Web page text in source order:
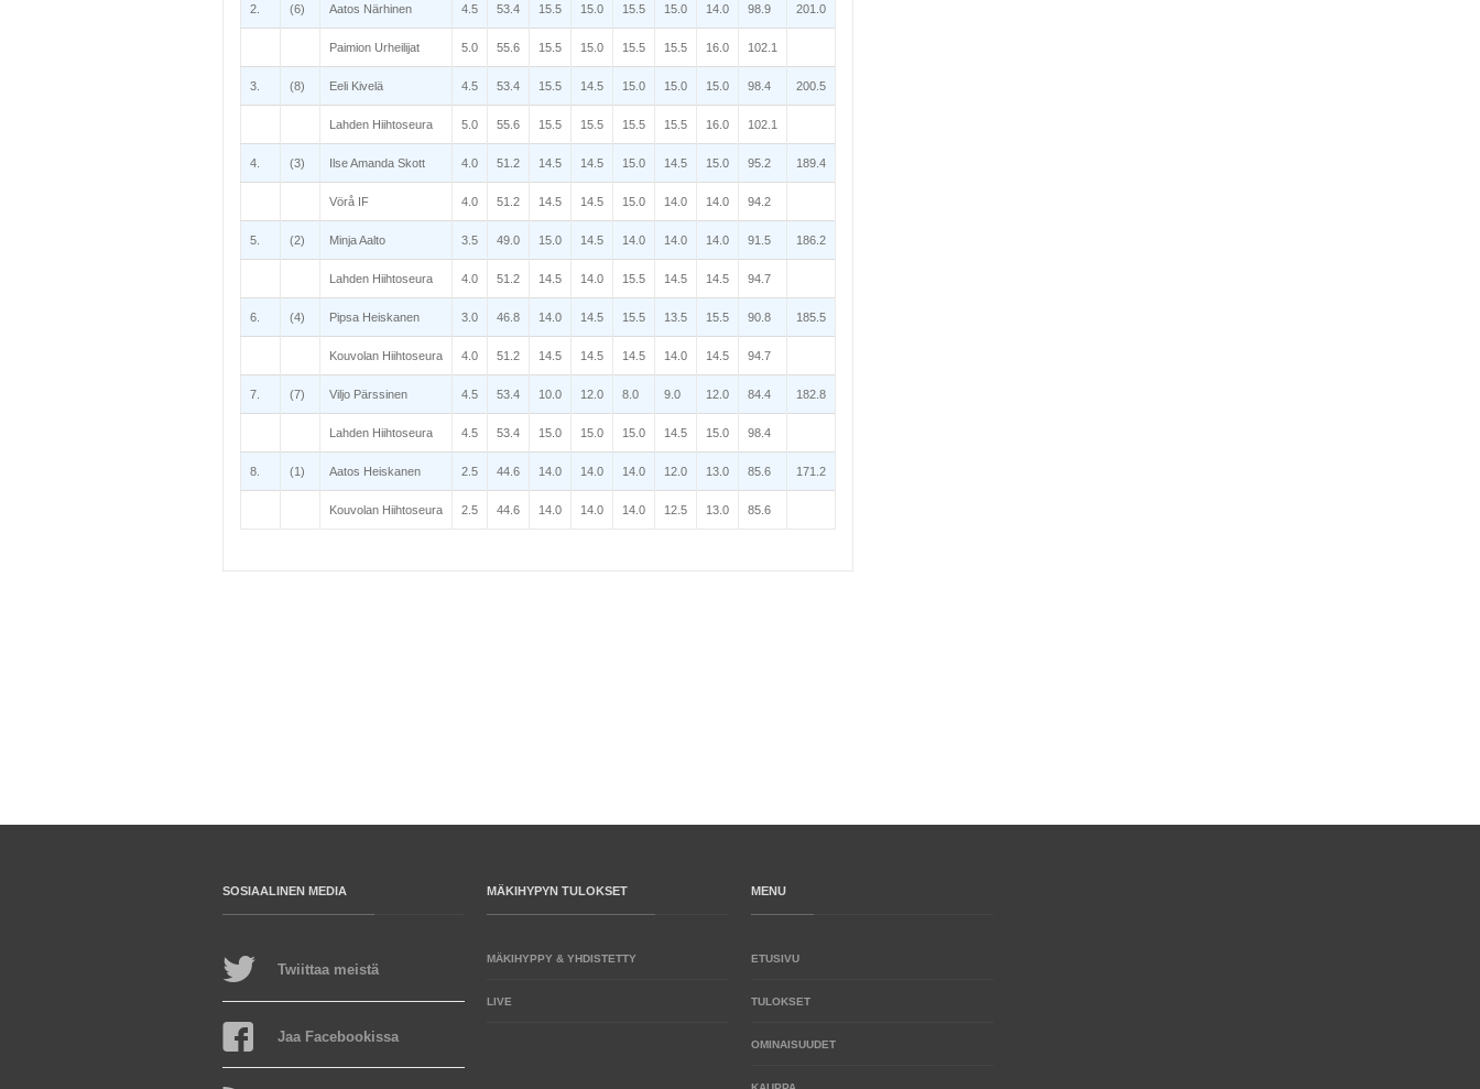
2. (6) Aatos Närhinen 4.5 53.4 15.5 15.0 15.5 15.0 14.0 98.9 201.0
Paimion Urheilijat 5.0 55.6 15.5 15.0 15.5 15.5 16.0 102.1
3. (8) Eeli Kivelä 4.5 53.4 15.5 14.5 15.0 15.0 15.0 98.4 200.5
Lahden Hiihtoseura 5.0 55.6 15.5 15.5 15.5 15.5 16.0 102.1
4. (3) Ilse Amanda Skott 4.0 51.2 14.5 14.5 15.0 14.5 15.0 95.2 189.4
Vörå IF 4.0 51.2 14.5 14.5 15.0 14.0 14.0 94.2
5. (2) Minja Aalto 3.5 49.0 15.0 14.5 14.0 14.0 14.0 91.5 186.2
Lahden Hiihtoseura 4.0 51.2 14.5 14.0 15.5 14.5 14.5 94.7
6. (4) Pipsa Heiskanen 3.0 46.8 14.0 14.5 15.5 13.5 15.5 90.8 185.5
Kouvolan Hiihtoseura 4.0 51.2 14.5 14.5 14.5 14.0 14.5 94.7
7. (7) Viljo Pärssinen 4.5 53.4 10.0 12.0 8.0 9.0 12.0 84.4 182.8
Lahden Hiihtoseura 4.5 53.4 15.0 15.0 15.0 14.5 15.0 98.4
8. (1) Aatos Heiskanen 2.5 44.6 14.0 14.0 14.0 12.0 13.0 85.6 171.2
Kouvolan Hiihtoseura 2.5 44.6 14.0 14.0 14.0 12.5 13.0 85.6
SOSIAALINEN MEDIA
Twiittaa meistä
Jaa Facebookissa
MÄKIHYPYN TULOKSET
MÄKIHYPPY & YHDISTETTY
LIVE
MENU
ETUSIVU
TULOKSET
OMINAISUUDET